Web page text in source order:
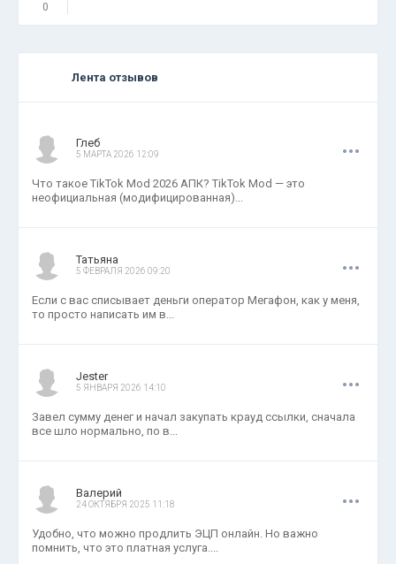
0
Лента отзывов
Глеб
5 МАРТА 2026 12:09 ...
Что такое TikTok Mod 2026 АПК? TikTok Mod — это
неофициальная (модифицированная)...
Татьяна
5 ФЕВРАЛЯ 2026 09:20 ...
Если с вас списывает деньги оператор Мегафон, как у меня,
то просто написать им в...
Jester
5 ЯНВАРЯ 2026 14:10 ...
Завел сумму денег и начал закупать крауд ссылки, сначала
все шло нормально, по в...
Валерий
24 ОКТЯБРЯ 2025 11:18 ...
Удобно, что можно продлить ЭЦП онлайн. Но важно
помнить, что это платная услуга....